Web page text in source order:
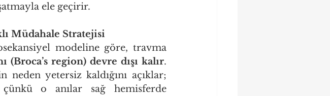
ele geçirir.
Müdahale Stratejisi
modeline göre, travma
(Broca’s region) devre dışı kalır.
yetersiz kaldığını açıklar;
çünkü o anılar sağ hemisferde